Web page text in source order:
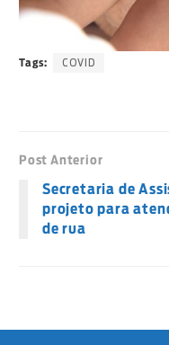
Tags: COVID
Post Anterior
Secretaria de
projeto para
de rua